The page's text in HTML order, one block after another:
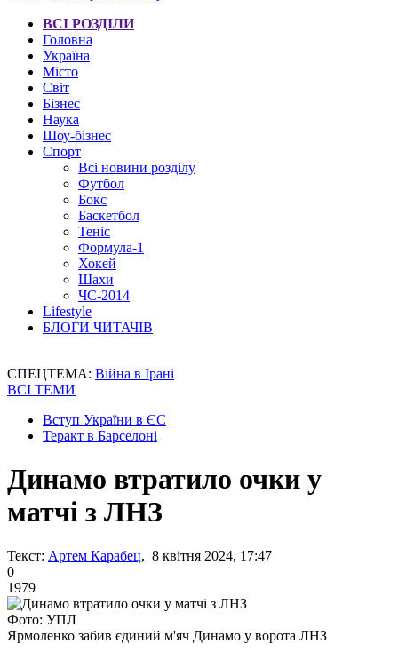
ВСІ РОЗДІЛИ
Головна
Україна
Місто
Світ
Бізнес
Наука
Шоу-бізнес
Спорт
Всі новини розділу
Футбол
Бокс
Баскетбол
Теніс
Формула-1
Хокей
Шахи
ЧС-2014
Lifestyle
БЛОГИ ЧИТАЧІВ
СПЕЦТЕМА: Війна в Ірані
ВСІ ТЕМИ
Вступ України в ЄС
Теракт в Барселоні
Динамо втратило очки у
матчі з ЛНЗ
Текст: Артем Карабец, 8 квітня 2024, 17:47
0
1979
Фото: УПЛ
Ярмоленко забив єдиний м'яч Динамо у ворота ЛНЗ